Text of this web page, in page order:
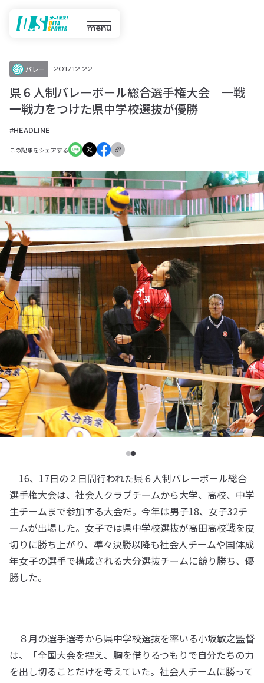
menu
バレー 2017.12.22
県６人制バレーボール総合選手権大会 一戦
一戦力をつけた県中学校選抜が優勝
#HEADLINE
この記事をシェアする
16、17日の２日間行われた県６人制バレーボール総合
選手権大会は、社会人クラブチームから大学、高校、中学
生チームまで参加する大会だ。今年は男子18、女子32チ
ームが出場した。女子では県中学校選抜が高田高校戦を皮
切りに勝ち上がり、準々決勝以降も社会人チームや国体成
年女子の選手で構成される大分選抜チームに競り勝ち、優
勝した。
８月の選手選考から県中学校選抜を率いる小坂敏之監督
は、「全国大会を控え、胸を借りるつもりで自分たちの力
を出し切ることだけを考えていた。社会人チームに勝って